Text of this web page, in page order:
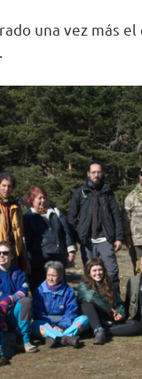
una vez más